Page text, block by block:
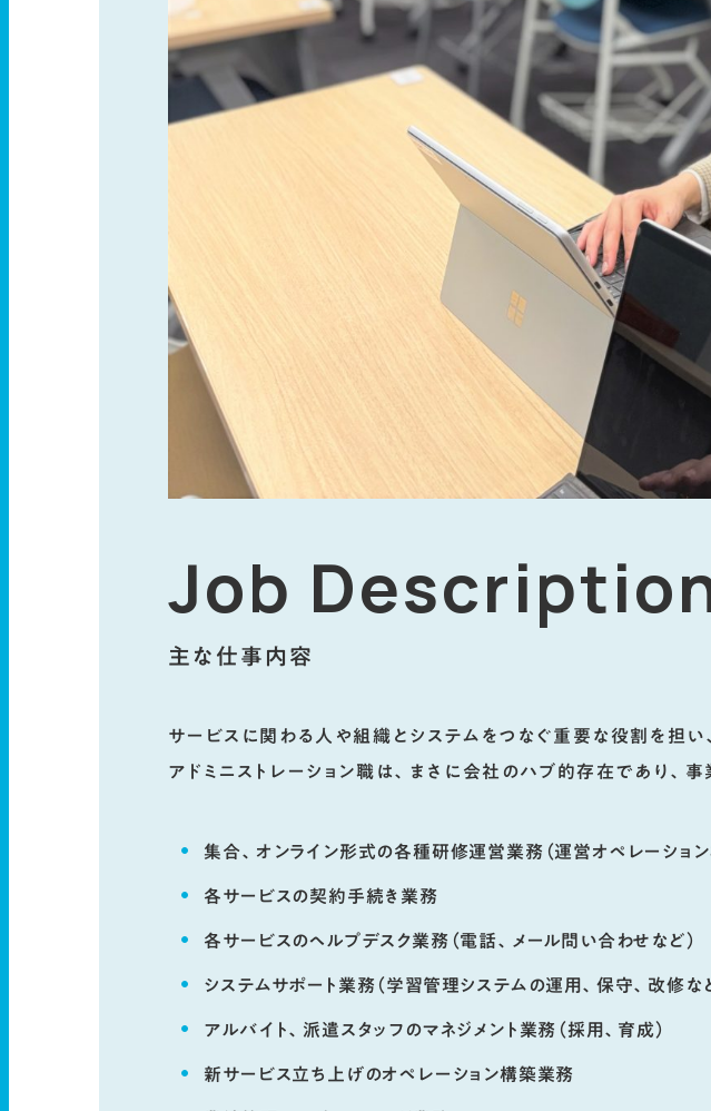
Job
主な仕事内容
サービスに関わる人や組織とシステムをつなぐ重要な役割を担
アドミニストレーション職は、まさに会社のハブ的存在であり、
集合、オンライン形式の各種研修運営業務（運営オペレーショ
各サービスの契約手続き業務
各サービスのヘルプデスク業務（電話、メール問い合わせなど）
システムサポート業務（学習管理システムの運用、保守、改修な
アルバイト、派遣スタッフのマネジメント業務（採用、育成）
新サービス立ち上げのオペレーション構築業務